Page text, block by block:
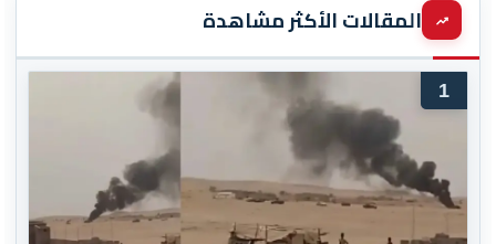
المقالات الأكثر مشاهدة
1